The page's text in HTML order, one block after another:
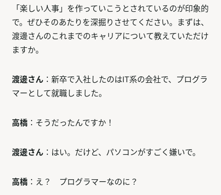
「楽しい人事」を作っていこうとされているのが印象的
で。ぜひそのあたりを深掘りさせてください。まずは、
渡邊さんのこれまでのキャリアについて教えていただけ
ますか。
渡邊さん ：新卒で入社したのはIT系の会社で、プログラ
マーとして就職しました。
高橋 ：そうだったんですか！
渡邊さん ：はい。だけど、パソコンがすごく嫌いで。
高橋 ：え？ プログラマーなのに？